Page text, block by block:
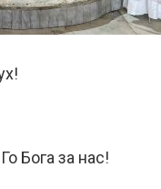
Бога за нас!